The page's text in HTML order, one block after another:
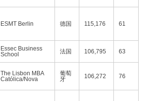
ESMT Berlin 德国 115,176 61
Essec Business
School
法国 106,795 63
The Lisbon MBA
Católica/Nova
葡萄
牙
106,272 76